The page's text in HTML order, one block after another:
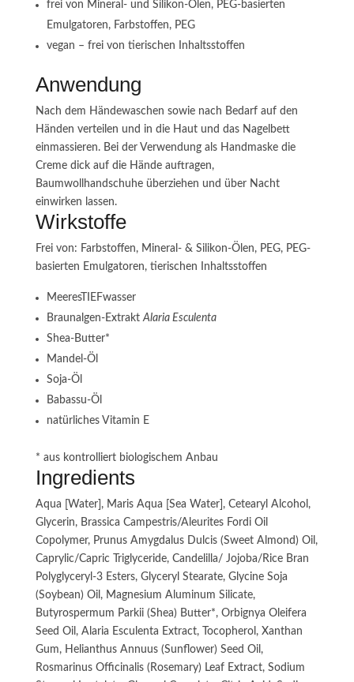
frei von Mineral- und Silikon-Ölen, PEG-basierten
Emulgatoren, Farbstoffen, PEG
vegan – frei von tierischen Inhaltsstoffen
Anwendung
Nach dem Händewaschen sowie nach Bedarf auf den
Händen verteilen und in die Haut und das Nagelbett
einmassieren. Bei der Verwendung als Handmaske die
Creme dick auf die Hände auftragen,
Baumwollhandschuhe überziehen und über Nacht
einwirken lassen.
Wirkstoffe
Frei von: Farbstoffen, Mineral- & Silikon-Ölen, PEG, PEG-
basierten Emulgatoren, tierischen Inhaltsstoffen
MeeresTIEFwasser
Braunalgen-Extrakt Alaria Esculenta
Shea-Butter*
Mandel-Öl
Soja-Öl
Babassu-Öl
natürliches Vitamin E
* aus kontrolliert biologischem Anbau
Ingredients
Aqua [Water], Maris Aqua [Sea Water], Cetearyl Alcohol,
Glycerin, Brassica Campestris/Aleurites Fordi Oil
Copolymer, Prunus Amygdalus Dulcis (Sweet Almond) Oil,
Caprylic/Capric Triglyceride, Candelilla/ Jojoba/Rice Bran
Polyglyceryl-3 Esters, Glyceryl Stearate, Glycine Soja
(Soybean) Oil, Magnesium Aluminum Silicate,
Butyrospermum Parkii (Shea) Butter*, Orbignya Oleifera
Seed Oil, Alaria Esculenta Extract, Tocopherol, Xanthan
Gum, Helianthus Annuus (Sunflower) Seed Oil,
Rosmarinus Officinalis (Rosemary) Leaf Extract, Sodium